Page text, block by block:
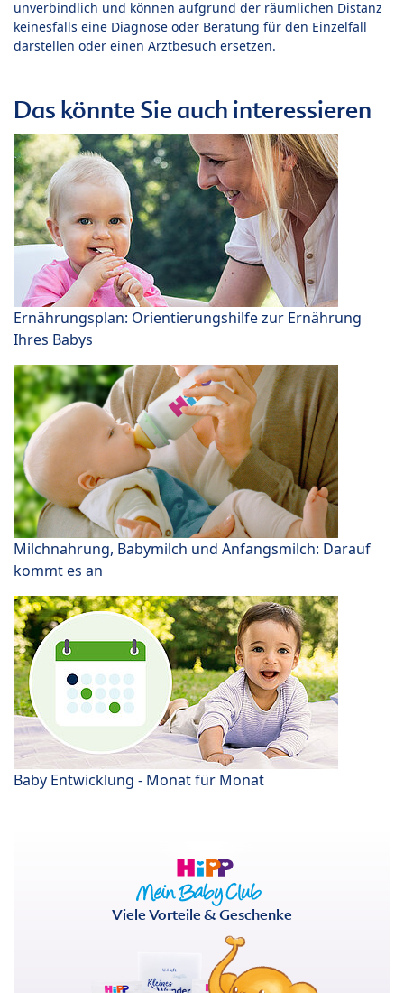
unverbindlich und können aufgrund der räumlichen Distanz
keinesfalls eine Diagnose oder Beratung für den Einzelfall
darstellen oder einen Arztbesuch ersetzen.
Das könnte Sie auch interessieren
Ernährungsplan: Orientierungshilfe zur Ernährung
Ihres Babys
Milchnahrung, Babymilch und Anfangsmilch: Darauf
kommt es an
Baby Entwicklung - Monat für Monat
Viele Vorteile & Geschenke